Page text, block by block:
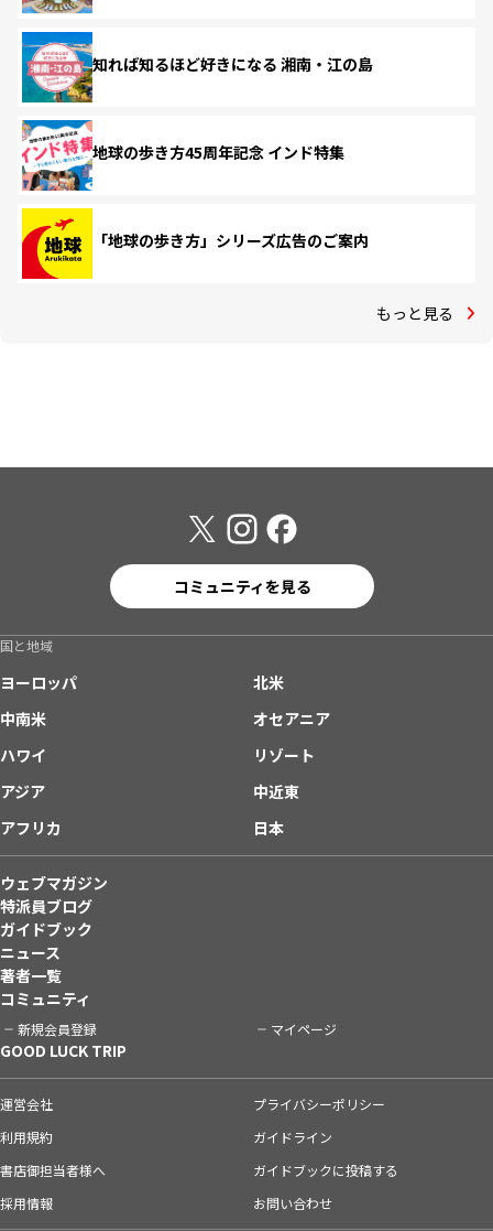
知れば知るほど好きになる 湘南・江の島
地球の歩き方45周年記念 インド特集
「地球の歩き方」シリーズ広告のご案内
もっと見る
コミュニティを見る
国と地域
ヨーロッパ
北米
中南米
オセアニア
ハワイ
リゾート
アジア
中近東
アフリカ
日本
ウェブマガジン
特派員ブログ
ガイドブック
ニュース
著者一覧
コミュニティ
新規会員登録 マイページ
GOOD LUCK TRIP
運営会社
プライバシーポリシー
利用規約
ガイドライン
書店御担当者様へ
ガイドブックに投稿する
採用情報
お問い合わせ